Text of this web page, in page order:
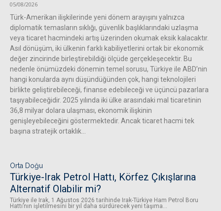
Orta Doğu
Türkiye-Irak Petrol Hattı, Körfez Çıkışlarına
Alternatif Olabilir mi?
Türkiye ile Irak, 1 Ağustos 2026 tarihinde Irak-Türkiye Ham Petrol Boru
Hattı’nın işletilmesini bir yıl daha sürdürecek yeni taşıma...
05/08/2026
Türk-Amerikan ilişkilerinde yeni dönem arayışını yalnızca
diplomatik temasların sıklığı, güvenlik başlıklarındaki uzlaşma
veya ticaret hacmindeki artış üzerinden okumak eksik kalacaktır.
Asıl dönüşüm, iki ülkenin farklı kabiliyetlerini ortak bir ekonomik
değer zincirinde birleştirebildiği ölçüde gerçekleşecektir. Bu
nedenle önümüzdeki dönemin temel sorusu, Türkiye ile ABD’nin
hangi konularda aynı düşündüğünden çok, hangi teknolojileri
birlikte geliştirebileceği, finanse edebileceği ve üçüncü pazarlara
taşıyabileceğidir. 2025 yılında iki ülke arasındaki mal ticaretinin
36,8 milyar dolara ulaşması, ekonomik ilişkinin
genişleyebileceğini göstermektedir. Ancak ticaret hacmi tek
başına stratejik ortaklık...